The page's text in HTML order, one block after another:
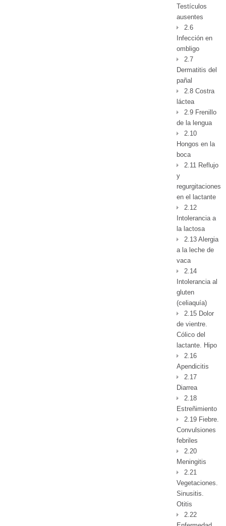
Testículos
ausentes
2.6
Infección en
ombligo
2.7
Dermatitis del
pañal
2.8 Costra
láctea
2.9 Frenillo
de la lengua
2.10
Hongos en la
boca
2.11 Reflujo
y
regurgitaciones
en el lactante
2.12
Intolerancia a
la lactosa
2.13 Alergia
a la leche de
vaca
2.14
Intolerancia al
gluten
(celiaquía)
2.15 Dolor
de vientre.
Cólico del
lactante. Hipo
2.16
Apendicitis
2.17
Diarrea
2.18
Estreñimiento
2.19 Fiebre.
Convulsiones
febriles
2.20
Meningitis
2.21
Vegetaciones.
Sinusitis.
Otitis
2.22